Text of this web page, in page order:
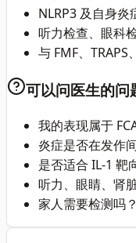
NLRP3 及自身
听力检查、眼科
与 FMF、
可以问医生的问
我的表现属于
炎症是否在发作
是否适合 IL-1 靶
听力、眼睛、肾
家人需要检测吗